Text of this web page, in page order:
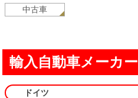
中古車
輸入自動車メーカー
ドイツ